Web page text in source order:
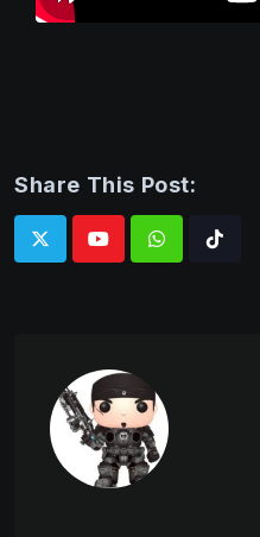
Share This Post:
WhatsappTiktok